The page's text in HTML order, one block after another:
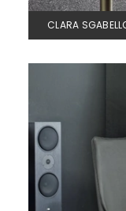
CLARA